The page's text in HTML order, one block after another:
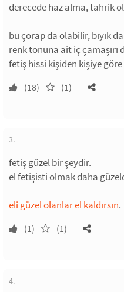
derecede haz alma, tahrik
bu çorap da olabilir, bıyık
renk tonuna ait iç çamaşırı
fetiş hissi kişiden kişiye
(18) (1)
3.
fetiş güzel bir şeydir.
el fetişisti olmak daha
eli güzel olanlar el kaldırsın.
(1) (1)
4.